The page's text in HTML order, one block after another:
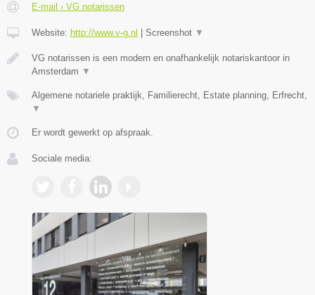
E-mail › VG notarissen
Website: http://www.v-g.nl | Screenshot ▼
VG notarissen is een modern en onafhankelijk notariskantoor in
Amsterdam ▼
Algemene notariele praktijk, Familierecht, Estate planning, Erfrecht,
▼
Er wordt gewerkt op afspraak.
Sociale media: